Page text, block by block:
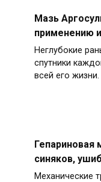
Мазь
применению
Неглубокие
спутники
всей его жизни.
Гепариновая
синяков,
Механические